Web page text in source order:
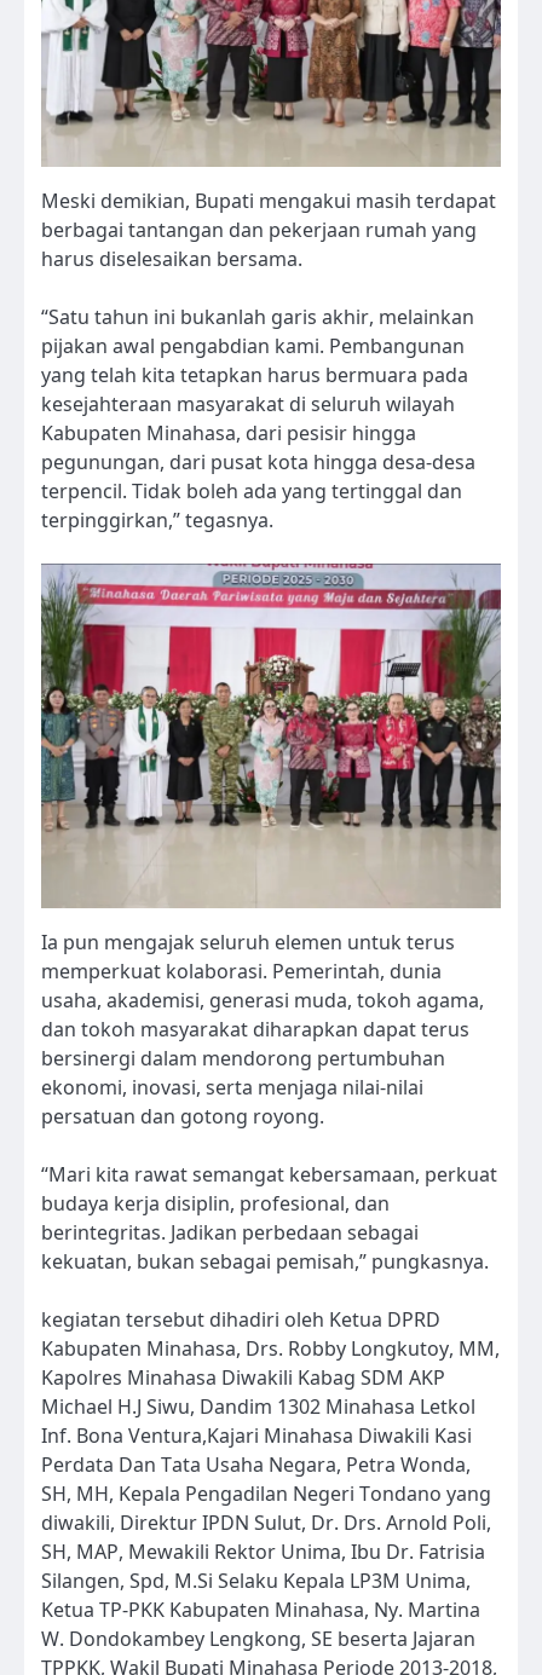
Meski demikian, Bupati mengakui masih terdapat
berbagai tantangan dan pekerjaan rumah yang
harus diselesaikan bersama.
“Satu tahun ini bukanlah garis akhir, melainkan
pijakan awal pengabdian kami. Pembangunan
yang telah kita tetapkan harus bermuara pada
kesejahteraan masyarakat di seluruh wilayah
Kabupaten Minahasa, dari pesisir hingga
pegunungan, dari pusat kota hingga desa-desa
terpencil. Tidak boleh ada yang tertinggal dan
terpinggirkan,” tegasnya.
Ia pun mengajak seluruh elemen untuk terus
memperkuat kolaborasi. Pemerintah, dunia
usaha, akademisi, generasi muda, tokoh agama,
dan tokoh masyarakat diharapkan dapat terus
bersinergi dalam mendorong pertumbuhan
ekonomi, inovasi, serta menjaga nilai-nilai
persatuan dan gotong royong.
“Mari kita rawat semangat kebersamaan, perkuat
budaya kerja disiplin, profesional, dan
berintegritas. Jadikan perbedaan sebagai
kekuatan, bukan sebagai pemisah,” pungkasnya.
kegiatan tersebut dihadiri oleh Ketua DPRD
Kabupaten Minahasa, Drs. Robby Longkutoy, MM,
Kapolres Minahasa Diwakili Kabag SDM AKP
Michael H.J Siwu, Dandim 1302 Minahasa Letkol
Inf. Bona Ventura,Kajari Minahasa Diwakili Kasi
Perdata Dan Tata Usaha Negara, Petra Wonda,
SH, MH, Kepala Pengadilan Negeri Tondano yang
diwakili, Direktur IPDN Sulut, Dr. Drs. Arnold Poli,
SH, MAP, Mewakili Rektor Unima, Ibu Dr. Fatrisia
Silangen, Spd, M.Si Selaku Kepala LP3M Unima,
Ketua TP-PKK Kabupaten Minahasa, Ny. Martina
W. Dondokambey Lengkong, SE beserta Jajaran
TPPKK, Wakil Bupati Minahasa Periode 2013-2018,